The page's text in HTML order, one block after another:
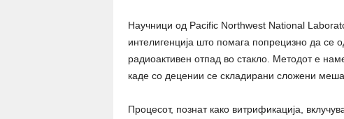
Научници од Pacific Northwest National
интелигенција што помага попрецизно да се
радиоактивен отпад во стакло. Методот е
каде со децении се складирани сложени
Процесот, познат како витрификација,